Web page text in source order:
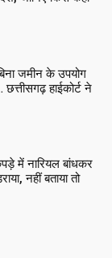
जमीन के उपयोग
हाईकोर्ट ने
में नारियल बांधकर
नहीं बताया तो